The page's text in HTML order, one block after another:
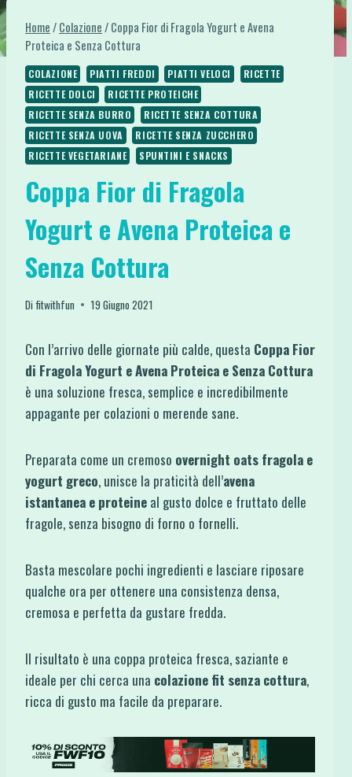
Home/Colazione/Coppa Fior di Fragola Yogurt e Avena
Proteica e Senza Cottura
COLAZIONE PIATTI FREDDI PIATTI VELOCI
RICETTE
RICETTE DOLCI
RICETTE PROTEICHE
RICETTE SENZA BURRO
RICETTE SENZA COTTURA
RICETTE SENZA UOVA
RICETTE SENZA ZUCCHERO
RICETTE VEGETARIANE
SPUNTINI E SNACKS
Coppa Fior di Fragola
Yogurt e Avena Proteica e
Senza Cottura
Difitwithfun 19 Giugno 2021
Con l’arrivo delle giornate più calde, questa Coppa Fior
di Fragola Yogurt e Avena Proteica e Senza Cottura
è una soluzione fresca, semplice e incredibilmente
appagante per colazioni o merende sane.
Preparata come un cremoso overnight oats fragola e
yogurt greco, unisce la praticità dell’avena
istantanea e proteine al gusto dolce e fruttato delle
fragole, senza bisogno di forno o fornelli.
Basta mescolare pochi ingredienti e lasciare riposare
qualche ora per ottenere una consistenza densa,
cremosa e perfetta da gustare fredda.
Il risultato è una coppa proteica fresca, saziante e
ideale per chi cerca una colazione fit senza cottura,
ricca di gusto ma facile da preparare.